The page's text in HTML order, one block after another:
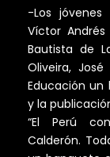
-Los
Víctor Andrés
Bautista de
Oliveira,
Educación un
y la
“El Perú
Calderón.